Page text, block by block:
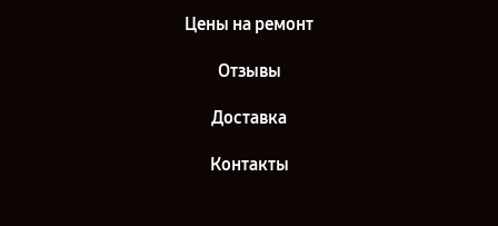
Цены на ремонт
Отзывы
Доставка
Контакты